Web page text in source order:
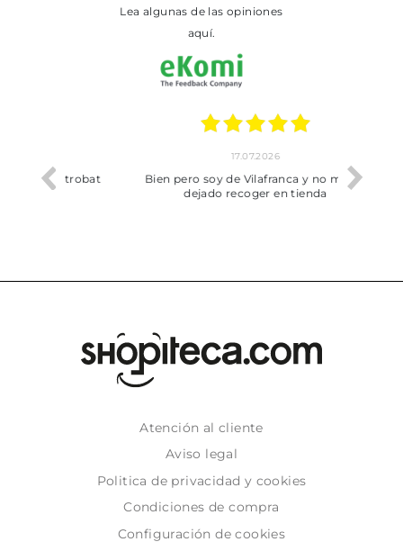
Lea algunas de las opiniones
aquí.
trobat
Bien pero soy de Vilafranca y no me ha
dejado recoger en tienda
Atención al cliente
Aviso legal
Politica de privacidad y cookies
Condiciones de compra
Configuración de cookies